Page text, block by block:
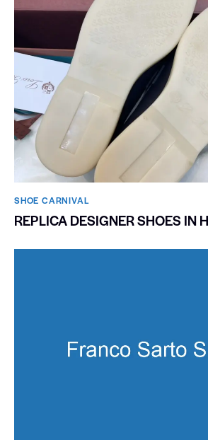
SHOE CARNIVAL​
REPLICA DESIGNER SHOES IN